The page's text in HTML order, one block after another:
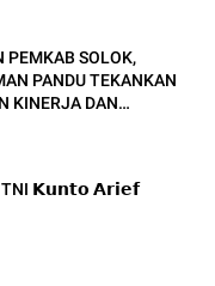
PEMKAB SOLOK,
PANDU TEKANKAN
KINERJA DAN
𝗞𝘂𝗻𝘁𝗼 𝗔𝗿𝗶𝗲𝗳